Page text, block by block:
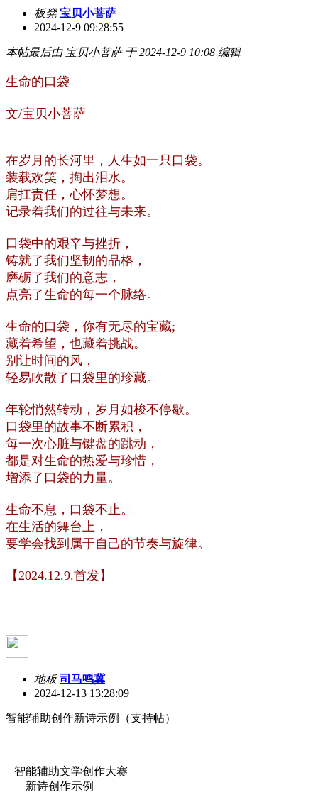
板凳 宝贝小菩萨
2024-12-9 09:28:55
本帖最后由 宝贝小菩萨 于 2024-12-9 10:08 编辑
生命的口袋
文/宝贝小菩萨
在岁月的长河里，人生如一只口袋。
装载欢笑，掏出泪水。
肩扛责任，心怀梦想。
记录着我们的过往与未来。
口袋中的艰辛与挫折，
铸就了我们坚韧的品格，
磨砺了我们的意志，
点亮了生命的每一个脉络。
生命的口袋，你有无尽的宝藏;
藏着希望，也藏着挑战。
别让时间的风，
轻易吹散了口袋里的珍藏。
年轮悄然转动，岁月如梭不停歇。
口袋里的故事不断累积，
每一次心脏与键盘的跳动，
都是对生命的热爱与珍惜，
增添了口袋的力量。
生命不息，口袋不止。
在生活的舞台上，
要学会找到属于自己的节奏与旋律。
【2024.12.9.首发】
地板 司马鸣冀
2024-12-13 13:28:09
智能辅助创作新诗示例（支持帖）
智能辅助文学创作大赛
新诗创作示例